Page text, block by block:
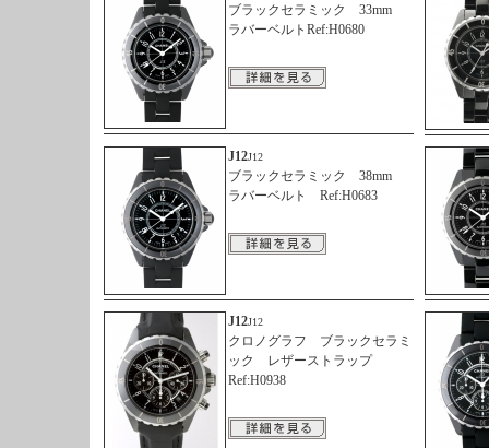
ブラックセラミック 33mm
ラバーベルトRef:H0680
J12J12
ブラックセラミック 38mm
ラバーベルト Ref:H0683
J12J12
クロノグラフ ブラックセラミ
ック レザーストラップ
Ref:H0938